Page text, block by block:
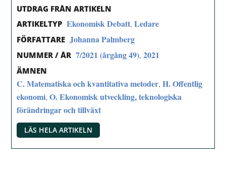
UTDRAG FRÅN ARTIKELN
ARTIKELTYP Ekonomisk Debatt,Ledare
FÖRFATTARE Johanna Palmberg
NUMMER / ÅR 7/2021 (årgång 49),2021
ÄMNEN
C. Matematiska och kvantitativa metoder,H. Offentlig
ekonomi,O. Ekonomisk utveckling, teknologiska
förändringar och tillväxt
LÄS HELA ARTIKELN